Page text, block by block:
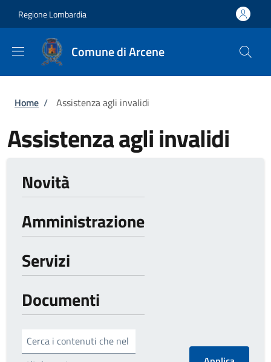
Regione Lombardia
Comune di Arcene
Briciole di pane
Home / Assistenza agli invalidi
Assistenza agli invalidi
Novità
Amministrazione
Servizi
Documenti
Cerca i contenuti che nel